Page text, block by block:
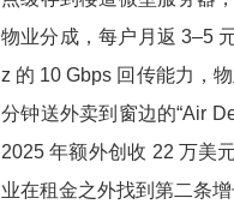
物业分成，每户月返 3–5
z 的 10 Gbps 回传能力，
分钟送外卖到窗边的“Air
2025 年额外创收 22 万美
业在租金之外找到第二条增